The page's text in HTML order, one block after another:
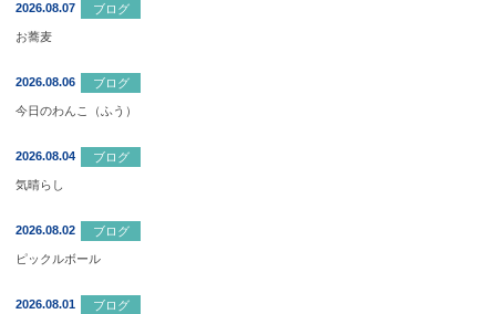
2026.08.07 ブログ
お蕎麦
2026.08.06 ブログ
今日のわんこ（ふう）
2026.08.04 ブログ
気晴らし
2026.08.02 ブログ
ピックルボール
2026.08.01 ブログ